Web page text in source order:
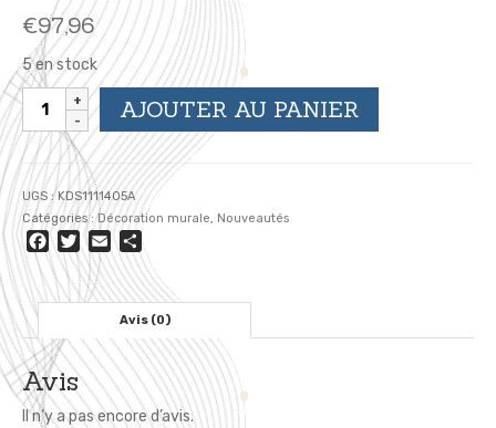
€97,96
5 en stock
quantité
de
EVA
-
Tableau
Graphique
Floral
-
Cadre
40
x
60
cm
AJOUTER AU PANIER
UGS :KDS1111405A
Catégories :Décoration murale, Nouveautés
Facebook
Twitter
EmailPartager
Avis (0)
Avis
Il n’y a pas encore d’avis.